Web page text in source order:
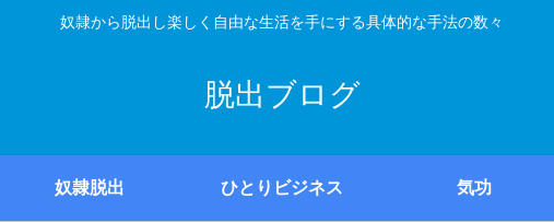
奴隷から脱出し楽しく自由な生活を手にする具体的な手法の数々
脱出ブログ
奴隷脱出 ひとりビジネス 気功